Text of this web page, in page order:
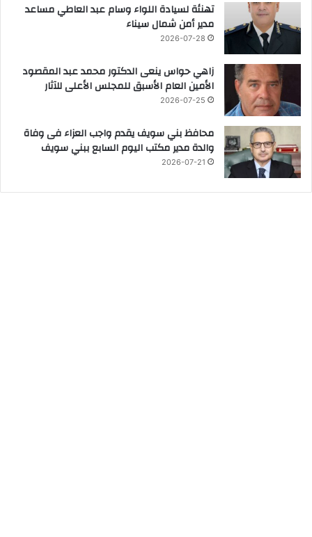
تهنئة لسيادة اللواء وسام عبد العاطي مساعد
مدير أمن شمال سيناء
2026-07-28
زاهي حواس ينعى الدكتور محمد عبد المقصود
الأمين العام الأسبق للمجلس الأعلى للآثار
2026-07-25
محافظ بني سويف يقدم واجب العزاء فى وفاة
والدة مدير مكتب اليوم السابع ببني سويف
2026-07-21